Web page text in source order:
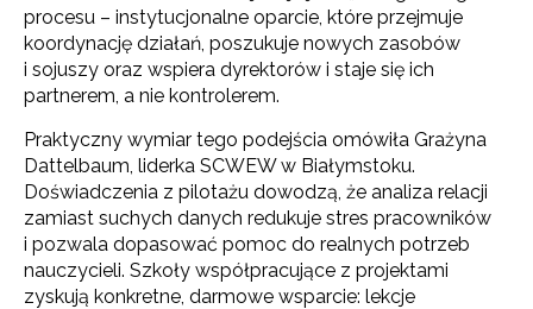
procesu – instytucjonalne oparcie, które przejmuje
koordynację działań, poszukuje nowych zasobów
i sojuszy oraz wspiera dyrektorów i staje się ich
partnerem, a nie kontrolerem.
Praktyczny wymiar tego podejścia omówiła Grażyna
Dattelbaum, liderka SCWEW w Białymstoku.
Doświadczenia z pilotażu dowodzą, że analiza relacji
zamiast suchych danych redukuje stres pracowników
i pozwala dopasować pomoc do realnych potrzeb
nauczycieli. Szkoły współpracujące z projektami
zyskują konkretne, darmowe wsparcie: lekcje